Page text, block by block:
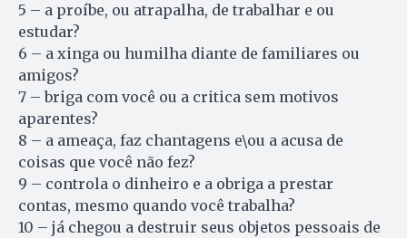
5 – a proíbe, ou atrapalha, de trabalhar e ou
estudar?
6 – a xinga ou humilha diante de familiares ou
amigos?
7 – briga com você ou a critica sem motivos
aparentes?
8 – a ameaça, faz chantagens e\ou a acusa de
coisas que você não fez?
9 – controla o dinheiro e a obriga a prestar
contas, mesmo quando você trabalha?
10 – já chegou a destruir seus objetos pessoais de